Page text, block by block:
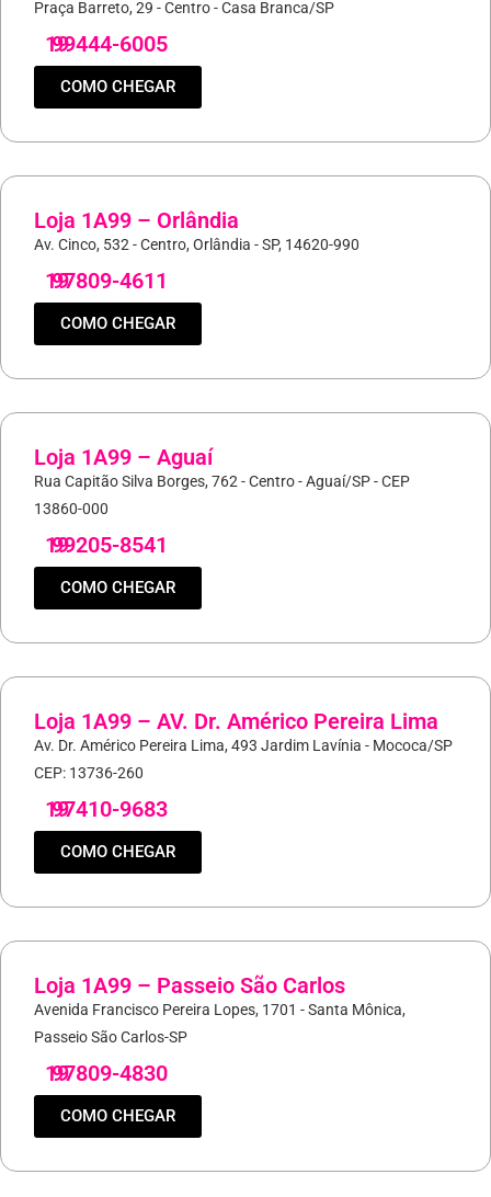
Praça Barreto, 29 - Centro - Casa Branca/SP
19
99444-6005
COMO CHEGAR
Loja 1A99 – Orlândia
Av. Cinco, 532 - Centro, Orlândia - SP, 14620-990
19
97809-4611
COMO CHEGAR
Loja 1A99 – Aguaí
Rua Capitão Silva Borges, 762 - Centro - Aguaí/SP - CEP
13860-000
19
99205-8541
COMO CHEGAR
Loja 1A99 – AV. Dr. Américo Pereira Lima
Av. Dr. Américo Pereira Lima, 493 Jardim Lavínia - Mococa/SP
CEP: 13736-260
19
97410-9683
COMO CHEGAR
Loja 1A99 – Passeio São Carlos
Avenida Francisco Pereira Lopes, 1701 - Santa Mônica,
Passeio São Carlos-SP
19
97809-4830
COMO CHEGAR